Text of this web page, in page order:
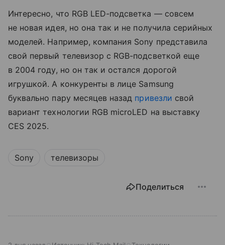
Интересно, что RGB LED-подсветка — совсем
не новая идея, но она так и не получила серийных
моделей. Например, компания Sony представила
свой первый телевизор с RGB-подсветкой еще
в 2004 году, но он так и остался дорогой
игрушкой. А конкуренты в лице Samsung
буквально пару месяцев назад привезли свой
вариант технологии RGB microLED на выставку
CES 2025.
Sony телевизоры
Поделиться